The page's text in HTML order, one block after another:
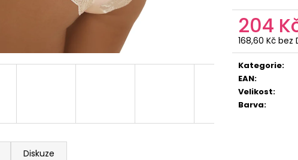
204
168,60 Kč bez
Měrná
cena:
Kategorie:
EAN:
Velikost:
Barva:
Diskuze